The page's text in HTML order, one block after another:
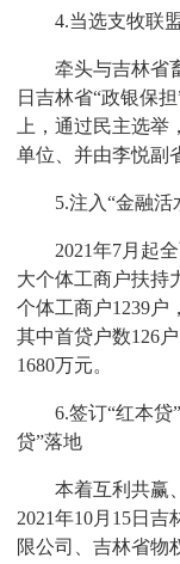
4.当选支牧联盟
牵头与吉林省畜
日吉林省“政银保
上，通过民主选
单位、并由李悦副
5.注入“金融活
2021年7月起全
大个体工商户扶持
个体工商户1239户
其中首贷户数126
1680万元。
6.签订“红本贷”
贷”落地
本着互利共赢、
2021年10月15日
限公司、吉林省物